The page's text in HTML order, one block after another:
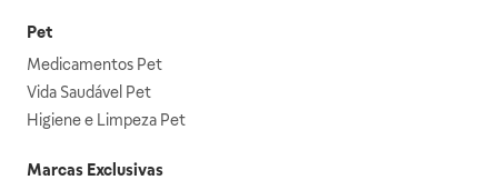
Pet
Medicamentos Pet
Vida Saudável Pet
Higiene e Limpeza Pet
Marcas Exclusivas